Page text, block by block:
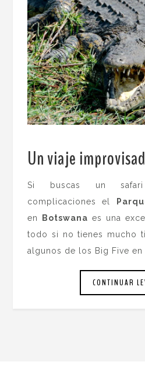
Un viaje
Si buscas un
complicaciones el
en
Botswana es una
todo si no tienes mucho
algunos de los Big Five en
CONTINUAR